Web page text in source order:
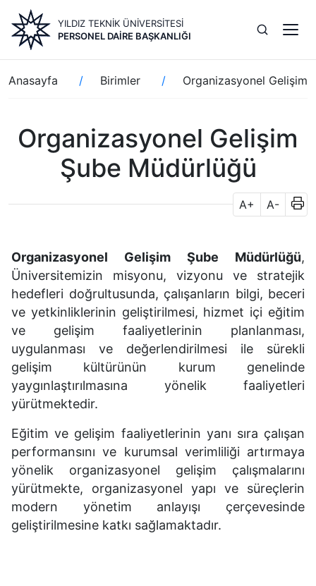
içeriğe
atla
YILDIZ TEKNİK ÜNİVERSİTESİ
PERSONEL DAIRE BAŞKANLIĞI
Sayfa
yolu
Anasayfa Birimler Organizasyonel Gelişim
Organizasyonel Gelişim
Şube Müdürlüğü
A+ A-
Organizasyonel Gelişim Şube Müdürlüğü,
Üniversitemizin misyonu, vizyonu ve stratejik
hedefleri doğrultusunda, çalışanların bilgi, beceri
ve yetkinliklerinin geliştirilmesi, hizmet içi eğitim
ve gelişim faaliyetlerinin planlanması,
uygulanması ve değerlendirilmesi ile sürekli
gelişim kültürünün kurum genelinde
yaygınlaştırılmasına yönelik faaliyetleri
yürütmektedir.
Eğitim ve gelişim faaliyetlerinin yanı sıra çalışan
performansını ve kurumsal verimliliği artırmaya
yönelik organizasyonel gelişim çalışmalarını
yürütmekte, organizasyonel yapı ve süreçlerin
modern yönetim anlayışı çerçevesinde
geliştirilmesine katkı sağlamaktadır.